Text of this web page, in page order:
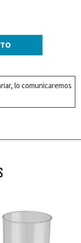
lo comunicaremos